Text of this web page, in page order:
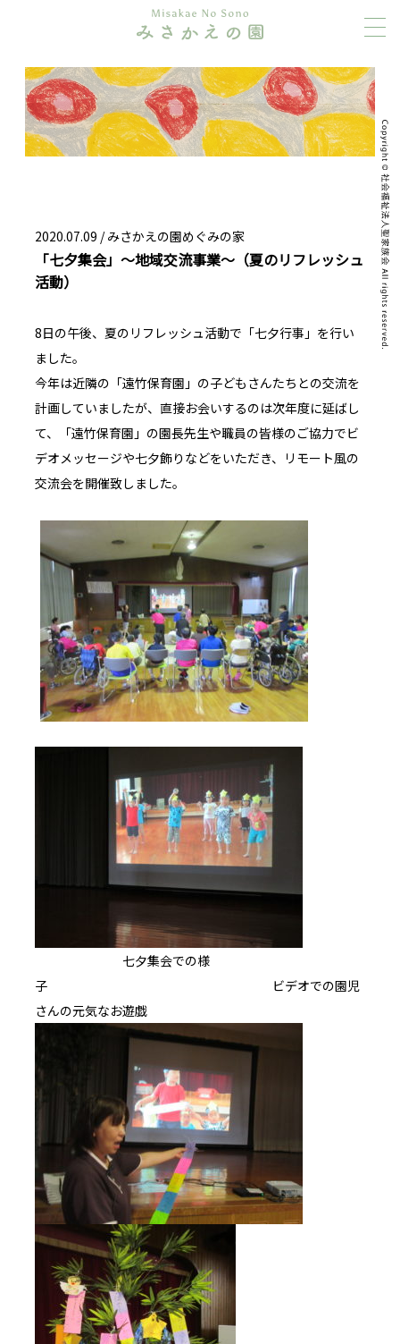
2020.07.09 /みさかえの園めぐみの家
「七夕集会」～地域交流事業～（夏のリフレッシュ
活動）
8日の午後、夏のリフレッシュ活動で「七夕行事」を行い
ました。
今年は近隣の「遠竹保育園」の子どもさんたちとの交流を
計画していましたが、直接お会いするのは次年度に延ばし
て、「遠竹保育園」の園長先生や職員の皆様のご協力でビ
デオメッセージや七夕飾りなどをいただき、リモート風の
交流会を開催致しました。
七夕集会での様
子 ビデオでの園児
さんの元気なお遊戯